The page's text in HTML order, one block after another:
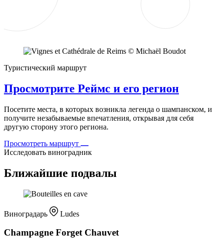
Туристический маршрут
Просмотрите Реймс и его регион
Посетите места, в которых возникла легенда о шампанском, и
получите незабываемые впечатления, открывая для себя
другую сторону этого региона.
Просмотреть маршрут
Исследовать виноградник
Ближайшие подвалы
Виноградарь Ludes
Champagne Forget Chauvet